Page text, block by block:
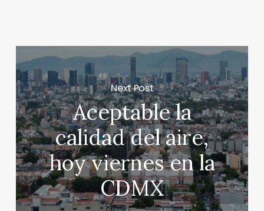
Next Post
Aceptable la
calidad del aire,
hoy viernes en la
CDMX